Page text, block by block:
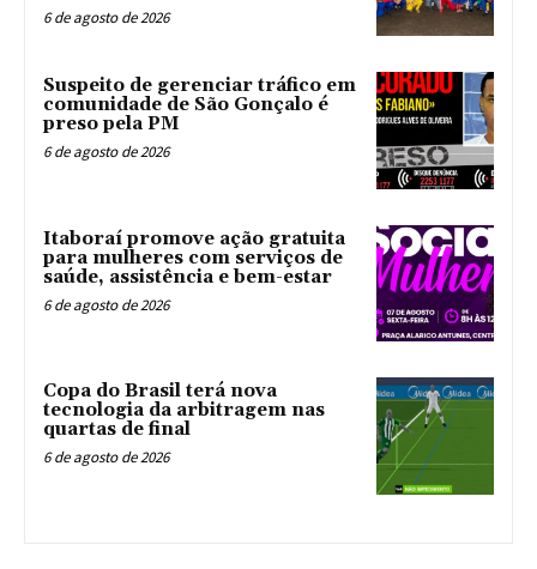
6 de agosto de 2026
Suspeito de gerenciar tráfico em
comunidade de São Gonçalo é
preso pela PM
6 de agosto de 2026
Itaboraí promove ação gratuita
para mulheres com serviços de
saúde, assistência e bem-estar
6 de agosto de 2026
Copa do Brasil terá nova
tecnologia da arbitragem nas
quartas de final
6 de agosto de 2026